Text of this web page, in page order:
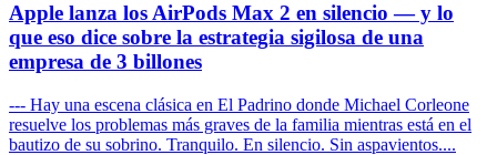
Apple lanza los AirPods Max 2 en silencio — y lo
que eso dice sobre la estrategia sigilosa de una
empresa de 3 billones
--- Hay una escena clásica en El Padrino donde Michael Corleone
resuelve los problemas más graves de la familia mientras está en el
bautizo de su sobrino. Tranquilo. En silencio. Sin aspavientos....